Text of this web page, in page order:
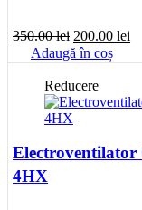
350.00lei Prețul
inițial
a
fost:
350.00 lei.
200.00 lei
Adaugă în coș
Reducere
Electroventilator
4HX